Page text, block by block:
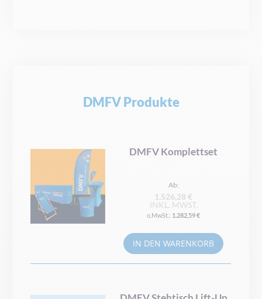
DMFV Produkte
DMFV Komplettset
Ab
1.526,28 €
INKL. MWST.
1.282,59 €
IN DEN WARENKORB